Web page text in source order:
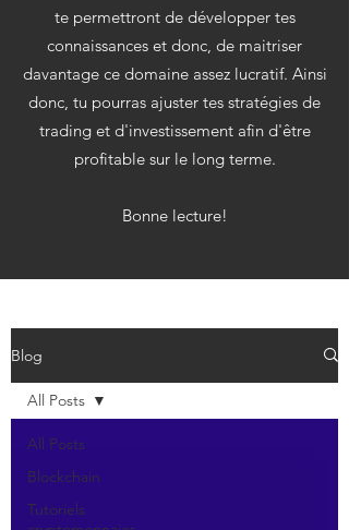
te permettront de développer tes
connaissances et donc, de maitriser
davantage ce domaine assez lucratif. Ainsi
donc, tu pourras ajuster tes stratégies de
trading et d'investissement afin d'être
profitable sur le long terme.
Bonne lecture!
Blog
All Posts
Blockchain
Tutoriels
All Posts